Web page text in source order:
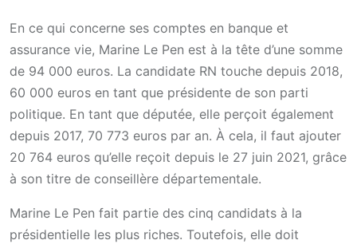
En ce qui concerne ses comptes en banque et
assurance vie, Marine Le Pen est à la tête d’une somme
de 94 000 euros. La candidate RN touche depuis 2018,
60 000 euros en tant que présidente de son parti
politique. En tant que députée, elle perçoit également
depuis 2017, 70 773 euros par an. À cela, il faut ajouter
20 764 euros qu’elle reçoit depuis le 27 juin 2021, grâce
à son titre de conseillère départementale.
Marine Le Pen fait partie des cinq candidats à la
présidentielle les plus riches. Toutefois, elle doit